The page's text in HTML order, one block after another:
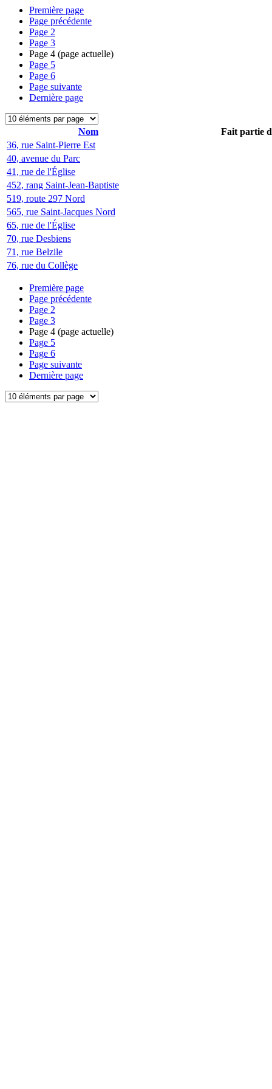
Première page
Page précédente
Page 2
Page 3
Page 4 (page actuelle)
Page 5
Page 6
Page suivante
Dernière page
Nom
Fait partie
36, rue Saint-Pierre Est
40, avenue du Parc
41, rue de l'Église
452, rang Saint-Jean-Baptiste
519, route 297 Nord
565, rue Saint-Jacques Nord
65, rue de l'Église
70, rue Desbiens
71, rue Belzile
76, rue du Collège
Première page
Page précédente
Page 2
Page 3
Page 4 (page actuelle)
Page 5
Page 6
Page suivante
Dernière page